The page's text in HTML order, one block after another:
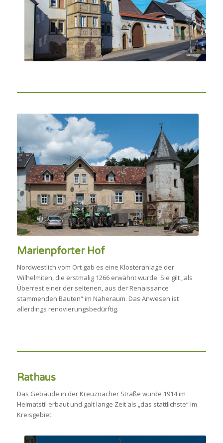
Marienpforter Hof
Nordwestlich vom Ort gab es eine Klosteranlage der
Wilhelmiten, die erstmalig 1266 erwähnt wurde. Sie gilt „als
Überrest einer der seltenen, aus der Renaissance
stammenden Bauten“ im Naheraum. Das Anwesen ist
allerdings renovierungsbedürftig.
Rathaus
Das Gebäude in der Kreuznacher Straße wurde 1914 im
Heimatstil erbaut und galt lange Zeit als „das stattlichste“ im
Kreisgebiet.